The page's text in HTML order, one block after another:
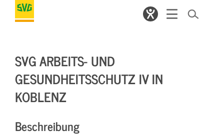
SVG ARBEITS- UND
GESUNDHEITSSCHUTZ IV IN
KOBLENZ
Beschreibung